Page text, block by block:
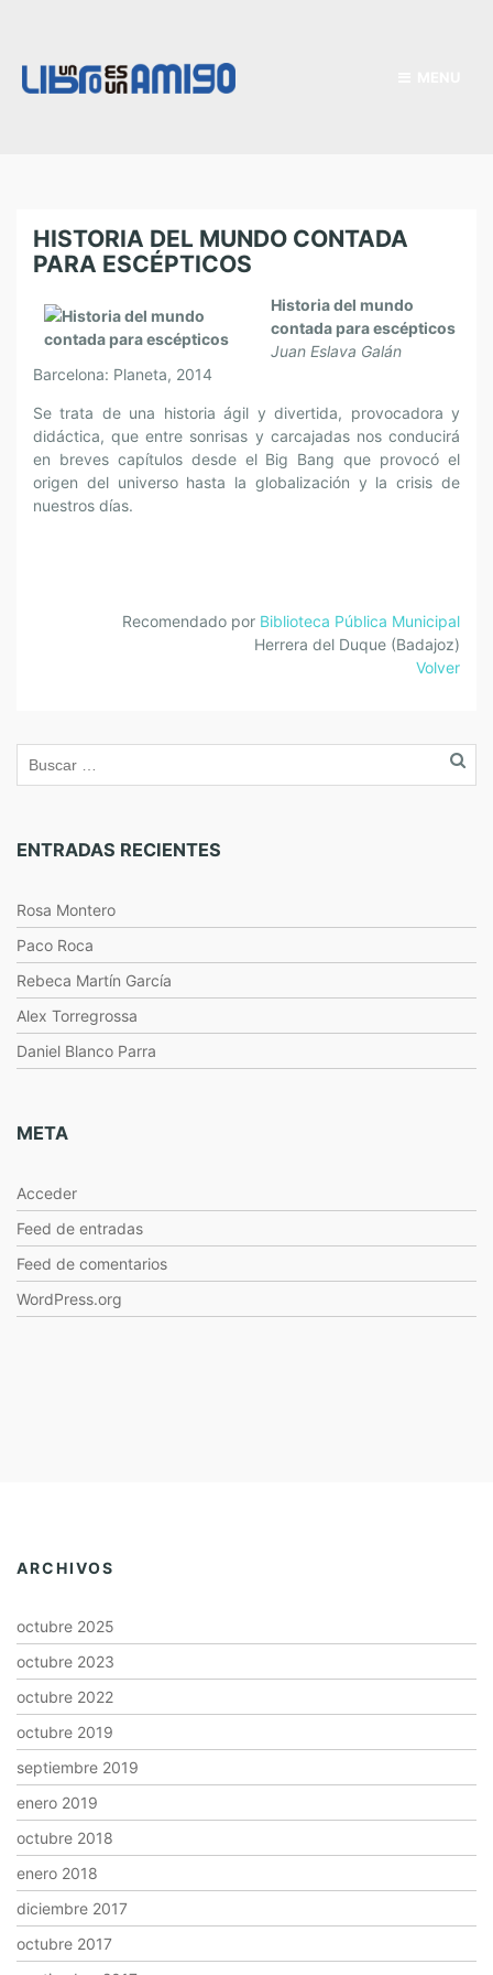
HISTORIA DEL MUNDO CONTADA
PARA ESCÉPTICOS
Historia del mundo
contada para escépticos
Juan Eslava Galán
Barcelona: Planeta, 2014
Se trata de una historia ágil y divertida, provocadora y
didáctica, que entre sonrisas y carcajadas nos conducirá
en breves capítulos desde el Big Bang que provocó el
origen del universo hasta la globalización y la crisis de
nuestros días.
Recomendado por Biblioteca Pública Municipal
Herrera del Duque (Badajoz)
Volver
ENTRADAS RECIENTES
Rosa Montero
Paco Roca
Rebeca Martín García
Alex Torregrossa
Daniel Blanco Parra
META
Acceder
Feed de entradas
Feed de comentarios
WordPress.org
ARCHIVOS
octubre 2025
octubre 2023
octubre 2022
octubre 2019
septiembre 2019
enero 2019
octubre 2018
enero 2018
diciembre 2017
octubre 2017